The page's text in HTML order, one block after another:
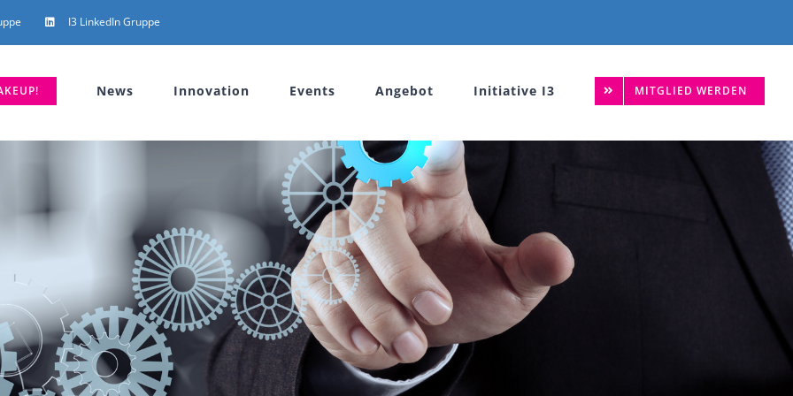
I3 LinkedIn Gruppe
News Innovation Events Angebot Initiative I3 MITGLIED WERDEN